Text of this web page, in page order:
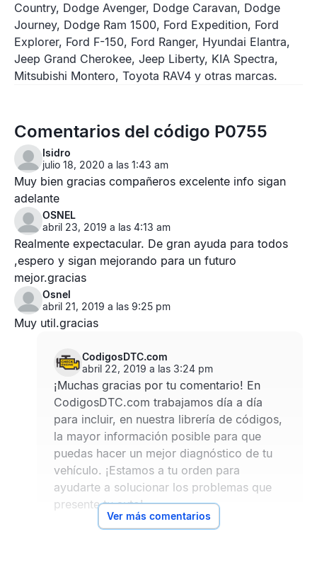
Country, Dodge Avenger, Dodge Caravan, Dodge
Journey, Dodge Ram 1500, Ford Expedition, Ford
Explorer, Ford F-150, Ford Ranger, Hyundai Elantra,
Jeep Grand Cherokee, Jeep Liberty, KIA Spectra,
Mitsubishi Montero, Toyota RAV4 y otras marcas.
Comentarios del código P0755
Isidro
julio 18, 2020 a las 1:43 am
Muy bien gracias compañeros excelente info sigan
adelante
OSNEL
abril 23, 2019 a las 4:13 am
Realmente expectacular. De gran ayuda para todos
,espero y sigan mejorando para un futuro
mejor.gracias
Osnel
abril 21, 2019 a las 9:25 pm
Muy util.gracias
CodigosDTC.com
abril 22, 2019 a las 3:24 pm
¡Muchas gracias por tu comentario! En
CodigosDTC.com trabajamos día a día
para incluir, en nuestra librería de códigos,
la mayor información posible para que
puedas hacer un mejor diagnóstico de tu
vehículo. ¡Estamos a tu orden para
ayudarte a solucionar los problemas que
presente tu auto!
Ver más comentarios